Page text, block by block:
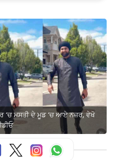
‘ਚ ਮਸਤੀ ਦੇ ਮੂਡ ‘ਚ ਆਏ ਨਜ਼ਰ, ਵੇਖੋ